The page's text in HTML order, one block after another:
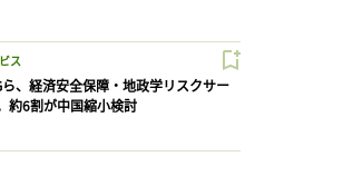
ス
ら、経済安全保障・地政学リスクサー
約6割が中国縮小検討